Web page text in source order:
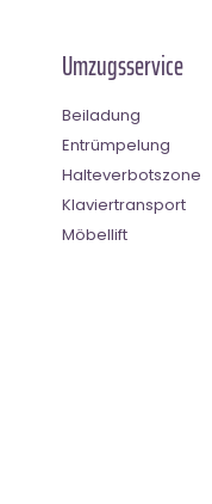
Umzugsservice
Beiladung
Entrümpelung
Halteverbotszone
Klaviertransport
Möbellift